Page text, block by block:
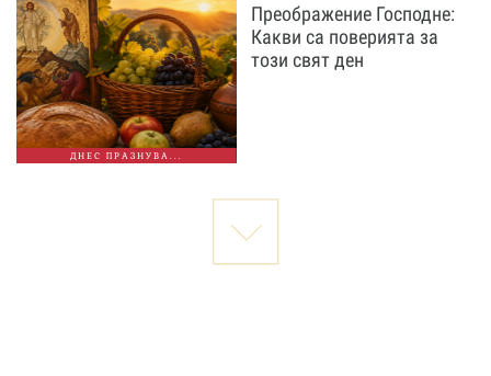
ДНЕС ПРАЗНУВА...
Преображение Господне:
Какви са поверията за
този свят ден